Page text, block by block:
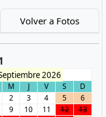
Volver a Fotos
2026
M J V S
D
2 3 4 5
6
9 10 11 12
13